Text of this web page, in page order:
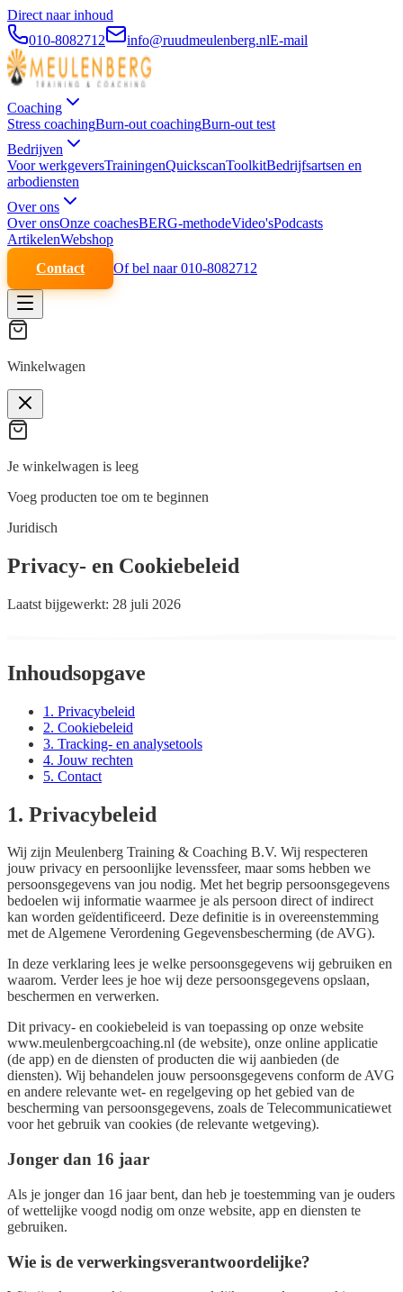
Direct naar inhoud
010-8082712
info@ruudmeulenberg.nlE-mail
Coaching
Stress coachingBurn-out coachingBurn-out test
Bedrijven
Voor werkgeversTrainingenQuickscanToolkitBedrijfsartsen en
arbodiensten
Over ons
Over onsOnze coachesBERG-methodeVideo'sPodcasts
ArtikelenWebshop
Contact
Of bel naar 010-8082712
Winkelwagen
Je winkelwagen is leeg
Voeg producten toe om te beginnen
Juridisch
Privacy- en Cookiebeleid
Laatst bijgewerkt: 28 juli 2026
Inhoudsopgave
1. Privacybeleid
2. Cookiebeleid
3. Tracking- en analysetools
4. Jouw rechten
5. Contact
1. Privacybeleid
Wij zijn Meulenberg Training & Coaching B.V. Wij respecteren
jouw privacy en persoonlijke levenssfeer, maar soms hebben we
persoonsgegevens van jou nodig. Met het begrip persoonsgegevens
bedoelen wij informatie waarmee je als persoon direct of indirect
kan worden geïdentificeerd. Deze definitie is in overeenstemming
met de Algemene Verordening Gegevensbescherming (de AVG).
In deze verklaring lees je welke persoonsgegevens wij gebruiken en
waarom. Verder lees je hoe wij deze persoonsgegevens opslaan,
beschermen en verwerken.
Dit privacy- en cookiebeleid is van toepassing op onze website
www.meulenbergcoaching.nl (de website), onze online applicatie
(de app) en de diensten of producten die wij aanbieden (de
diensten). Wij behandelen jouw persoonsgegevens conform de AVG
en andere relevante wet- en regelgeving op het gebied van de
bescherming van persoonsgegevens, zoals de Telecommunicatiewet
voor het gebruik van cookies (de relevante wetgeving).
Jonger dan 16 jaar
Als je jonger dan 16 jaar bent, dan heb je toestemming van je ouders
of wettelijke voogd nodig om onze website, app en diensten te
gebruiken.
Wie is de verwerkingsverantwoordelijke?